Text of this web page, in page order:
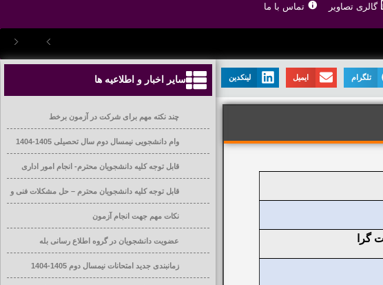
گالری تصاویر تماس با ما
تلگرام ایمیل لینکدین
گرا
سایر اخبار و اطلاعیه ها
چند نکته مهم برای شرکت در آزمون برخط
وام دانشجویی نیمسال دوم سال تحصیلی 1405-1404
قابل توجه کلیه دانشجویان محترم- انجام امور اداری
قابل توجه کلیه دانشجویان محترم – حل مشکلات فنی و
آموزشی
نکات مهم جهت انجام آزمون
عضویت دانشجویان در گروه اطلاع رسانی بله
زمانبندی جدید امتحانات نیمسال دوم 1405-1404